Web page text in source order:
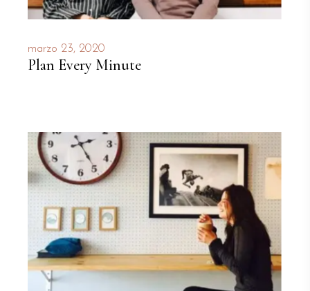
marzo 23, 2020
Plan Every Minute